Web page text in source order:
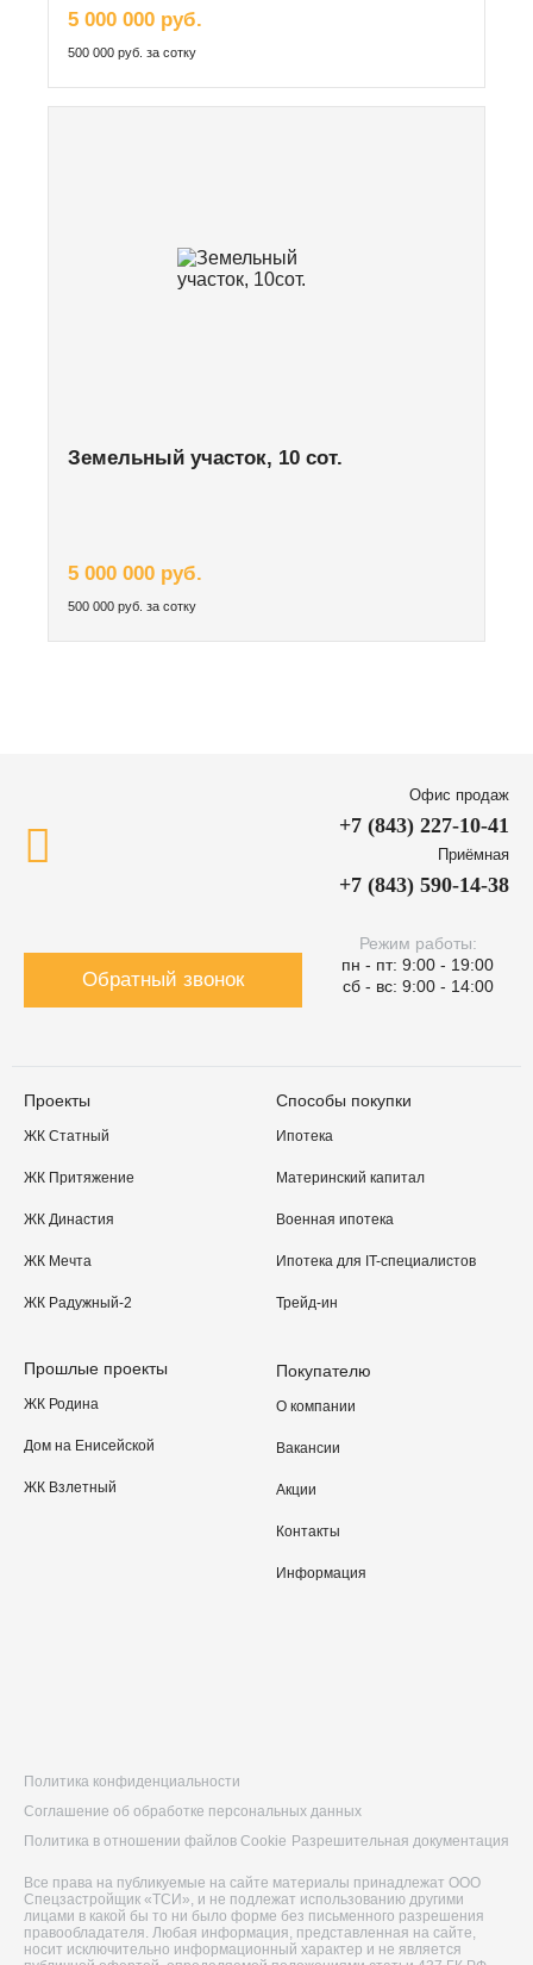
5 000 000 руб.
500 000 руб. за сотку
Земельный участок, 10 сот.
5 000 000 руб.
500 000 руб. за сотку
Офис продаж
+7 (843) 227-10-41
Приёмная
+7 (843) 590-14-38
Обратный звонок
Режим работы:
пн - пт: 9:00 - 19:00
сб - вс: 9:00 - 14:00
Проекты
ЖК Статный
ЖК Притяжение
ЖК Династия
ЖК Мечта
ЖК Радужный-2
Прошлые проекты
ЖК Родина
Дом на Енисейской
ЖК Взлетный
Способы покупки
Ипотека
Материнский капитал
Военная ипотека
Ипотека для IT-специалистов
Трейд-ин
Покупателю
О компании
Вакансии
Акции
Контакты
Информация
Политика конфиденциальности
Соглашение об обработке персональных данных
Политика в отношении файлов Cookie Разрешительная документация
Все права на публикуемые на сайте материалы принадлежат ООО
Спецзастройщик «ТСИ», и не подлежат использованию другими
лицами в какой бы то ни было форме без письменного разрешения
правообладателя. Любая информация, представленная на сайте,
носит исключительно информационный характер и не является